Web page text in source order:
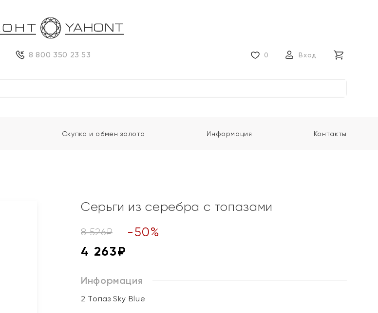
8 800 350 23 53 0 Вход
Скупка и обмен золота Информация Контакты
Серьги из серебра с топазами
8 526₽ -50%
4 263₽
Информация
2 Топаз Sky Blue